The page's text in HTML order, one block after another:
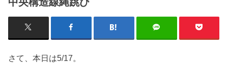
さて、本日は5/17。